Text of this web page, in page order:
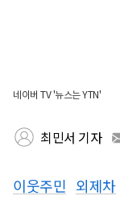
네이버 TV '뉴스는 YTN'
최민서 기자
이웃주민 외제차